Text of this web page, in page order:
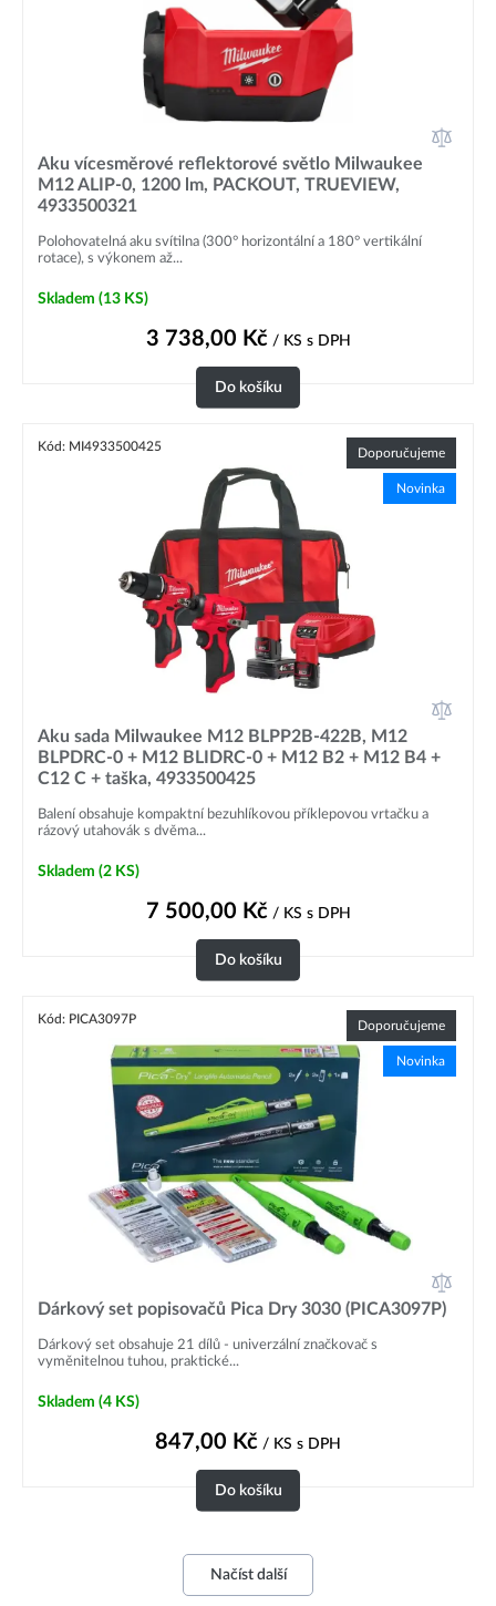
Aku vícesměrové reflektorové světlo Milwaukee
M12 ALIP-0, 1200 lm, PACKOUT, TRUEVIEW,
4933500321
Polohovatelná aku svítilna (300° horizontální a 180° vertikální
rotace), s výkonem až...
Skladem (13 KS)
3 738,00 Kč/ KS s DPH
Do košíku
Kód: MI4933500425 Doporučujeme
Novinka
Aku sada Milwaukee M12 BLPP2B-422B, M12
BLPDRC-0 + M12 BLIDRC-0 + M12 B2 + M12 B4 +
C12 C + taška, 4933500425
Balení obsahuje kompaktní bezuhlíkovou příklepovou vrtačku a
rázový utahovák s dvěma...
Skladem (2 KS)
7 500,00 Kč/ KS s DPH
Do košíku
Kód: PICA3097P Doporučujeme
Novinka
Dárkový set popisovačů Pica Dry 3030 (PICA3097P)
Dárkový set obsahuje 21 dílů - univerzální značkovač s
vyměnitelnou tuhou, praktické...
Skladem (4 KS)
847,00 Kč / KS s DPH
Do košíku
Načíst další